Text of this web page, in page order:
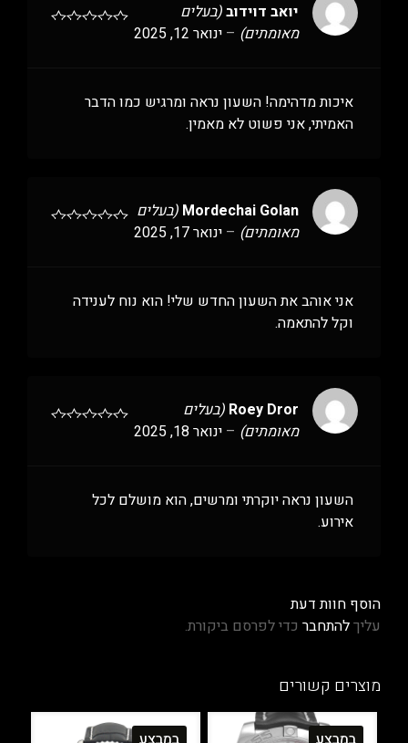
יואב דוידוב(בעלים
מאומתים) – ינואר 12, 2025
איכות מדהימה! השעון נראה ומרגיש כמו הדבר
האמיתי, אני פשוט לא מאמין.
Mordechai Golan (בעלים
מאומתים) – ינואר 17, 2025
אני אוהב את השעון החדש שלי! הוא נוח לענידה
וקל להתאמה.
Roey Dror (בעלים
מאומתים) – ינואר 18, 2025
השעון נראה יוקרתי ומרשים, הוא מושלם לכל
אירוע.
הוסף חוות דעת
עליךלהתחבר כדי לפרסם ביקורת.
מוצרים קשורים